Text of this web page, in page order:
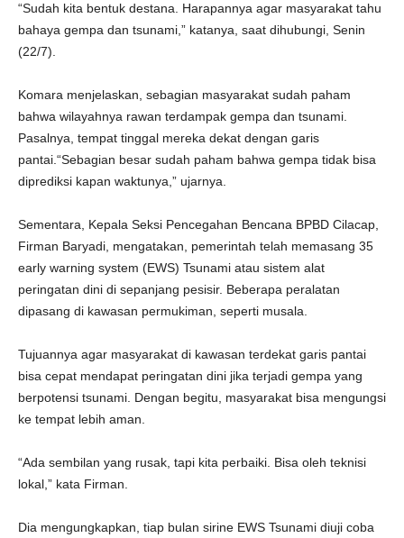
“Sudah kita bentuk destana. Harapannya agar masyarakat tahu
bahaya gempa dan tsunami,” katanya, saat dihubungi, Senin
(22/7).
Komara menjelaskan, sebagian masyarakat sudah paham
bahwa wilayahnya rawan terdampak gempa dan tsunami.
Pasalnya, tempat tinggal mereka dekat dengan garis
pantai.“Sebagian besar sudah paham bahwa gempa tidak bisa
diprediksi kapan waktunya,” ujarnya.
Sementara, Kepala Seksi Pencegahan Bencana BPBD Cilacap,
Firman Baryadi, mengatakan, pemerintah telah memasang 35
early warning system (EWS) Tsunami atau sistem alat
peringatan dini di sepanjang pesisir. Beberapa peralatan
dipasang di kawasan permukiman, seperti musala.
Tujuannya agar masyarakat di kawasan terdekat garis pantai
bisa cepat mendapat peringatan dini jika terjadi gempa yang
berpotensi tsunami. Dengan begitu, masyarakat bisa mengungsi
ke tempat lebih aman.
“Ada sembilan yang rusak, tapi kita perbaiki. Bisa oleh teknisi
lokal,” kata Firman.
Dia mengungkapkan, tiap bulan sirine EWS Tsunami diuji coba